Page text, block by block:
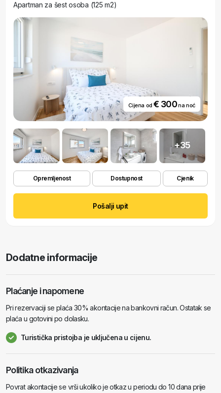
Apartman za šest osoba (125 m2)
Cijena od€ 300na noć
+35
Opremljenost Dostupnost Cjenik
Pošalji upit
Dodatne informacije
Plaćanje i napomene
Pri rezervaciji se plaća 30% akontacije na bankovni račun. Ostatak se
plaća u gotovini po dolasku.
Turistička pristojba je uključena u cijenu.
Politika otkazivanja
Povrat akontacije se vrši ukoliko je otkaz u periodu do 10 dana prije